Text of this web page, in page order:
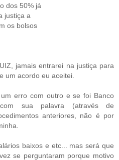
dos 50% já
justiça a
os bolsos
jamais entrarei na justiça para
um acordo eu aceitei.
erro com outro e se foi Banco
sua palavra (através de
anteriores, não é por
baixos e etc... mas será que
se perguntaram porque motivo